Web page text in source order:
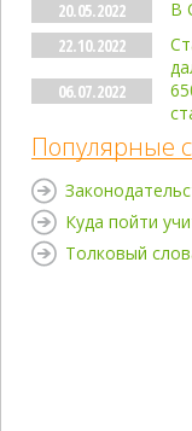
20.05.2022
В
22.10.2022
06.07.2022
Популярные
Куда пойти
Толковый